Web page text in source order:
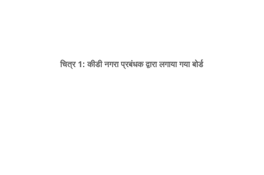
चित्र 1: कीडी नगरा प्रबंधक द्वारा लगाया गया बोर्ड